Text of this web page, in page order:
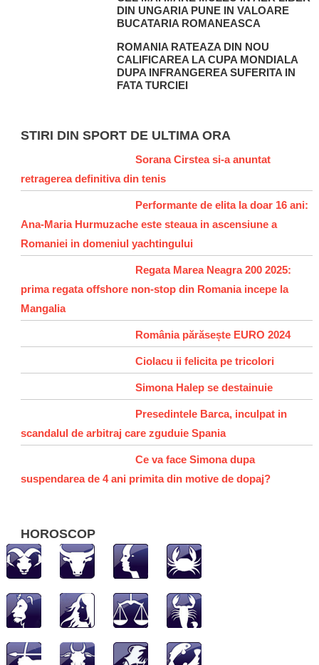
DIN UNGARIA PUNE IN VALOARE
BUCATARIA ROMANEASCA
ROMANIA RATEAZA DIN NOU
CALIFICAREA LA CUPA MONDIALA
DUPA INFRANGEREA SUFERITA IN
FATA TURCIEI
STIRI DIN SPORT DE ULTIMA ORA
Sorana Cirstea si-a anuntat
retragerea definitiva din tenis
Performante de elita la doar 16 ani:
Ana-Maria Hurmuzache este steaua in ascensiune a
Romaniei in domeniul yachtingului
Regata Marea Neagra 200 2025:
prima regata offshore non-stop din Romania incepe la
Mangalia
România părăsește EURO 2024
Ciolacu ii felicita pe tricolori
Simona Halep se destainuie
Presedintele Barca, inculpat in
scandalul de arbitraj care zguduie Spania
Ce va face Simona dupa
suspendarea de 4 ani primita din motive de dopaj?
HOROSCOP